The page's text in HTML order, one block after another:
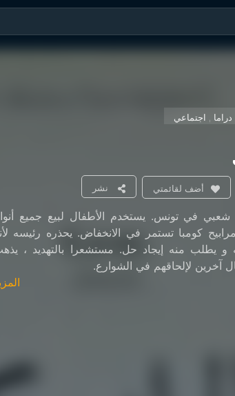
دراما , اجتماعي
أضف لقائمتي نشر
في تونس. يستخدم الأطفال لبيع جميع
كومبا تستمر في الانخفاض. يحذره رئيسه
و يطلب منه إيجاد حل. مستشعرا بالتهديد ،
آخرين لإلحاقهم في الشوارع.